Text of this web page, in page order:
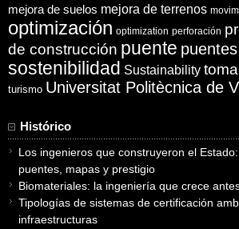
mejora de suelos mejora de terrenos
optimización optimization perforación
de construcción puente puentes
sostenibilidad Sustainability
turismo Universitat Politècnica de
Histórico
Los ingenieros que construyeron el
puentes, mapas y prestigio
Biomateriales: la ingeniería que crece
Tipologías de sistemas de certificación
infraestructuras